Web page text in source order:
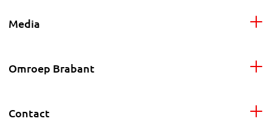
Media
Omroep Brabant
Contact